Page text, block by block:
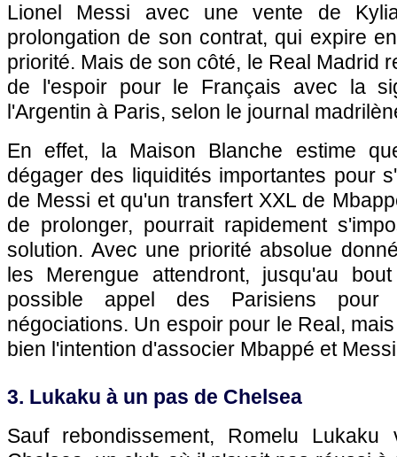
Lionel Messi avec une vente de
prolongation de son contrat, qui expire
priorité. Mais de son côté, le Real Madrid
de l'espoir pour le Français avec la
l'Argentin à Paris, selon le journal
En effet, la Maison Blanche estime
dégager des liquidités importantes pour
de Messi et qu'un transfert XXL de
de prolonger, pourrait rapidement
solution. Avec une priorité absolue
les Merengue attendront, jusqu'au
possible appel des Parisiens pour
négociations. Un espoir pour le Real,
bien l'intention d'associer Mbappé et
3. Lukaku à un pas de Chelsea
Sauf rebondissement, Romelu